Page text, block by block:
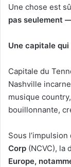
Une chose est
pas seulement
Une capitale
Capitale du
Nashville
musique
bouillonnante,
Sous l’impulsion
Corp (NCVC), la
Europe,